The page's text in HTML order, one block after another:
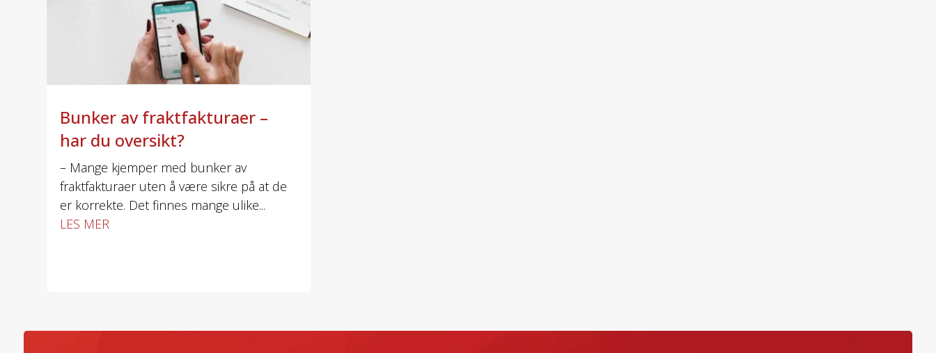
Bunker av fraktfakturaer –
har du oversikt?
– Mange kjemper med bunker av
fraktfakturaer uten å være sikre på at de
er korrekte. Det finnes mange ulike...
LES MER